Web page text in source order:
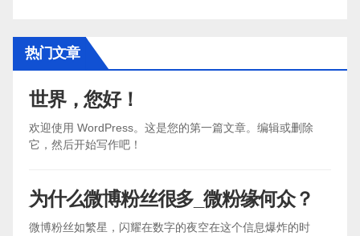
热门文章
世界，您好！
欢迎使用 WordPress。这是您的第一篇文章。编辑或删除
它，然后开始写作吧！
为什么微博粉丝很多_微粉缘何众？
微博粉丝如繁星，闪耀在数字的夜空在这个信息爆炸的时